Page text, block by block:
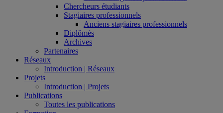
Chercheurs étudiants
Stagiaires professionnels
Anciens stagiaires professionnels
Diplômés
Archives
Partenaires
Réseaux
Introduction | Réseaux
Projets
Introduction | Projets
Publications
Toutes les publications